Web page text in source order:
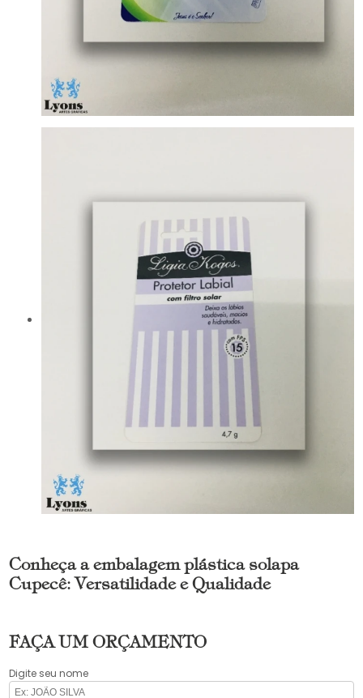
Conheça a embalagem plástica solapa
Cupecê: Versatilidade e Qualidade
FAÇA UM ORÇAMENTO
Digite seu nome